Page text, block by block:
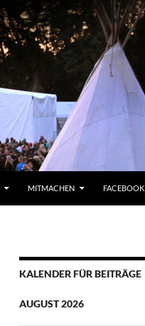
MITMACHEN FACEBOOK
KALENDER FÜR BEITRÄGE
AUGUST 2026